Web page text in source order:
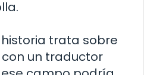
historia trata sobre
un traductor